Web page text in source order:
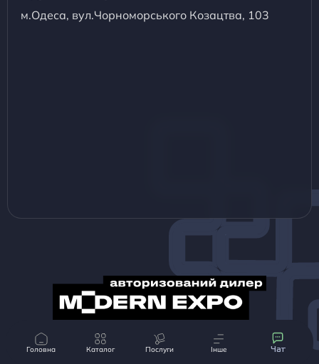
Головна Каталог Послуги Інше Чат
м.Одеса, вул.Чорноморського Козацтва, 103
© Magrest 2013-2024 Всі матеріали, представлені на даному сайті, належать компанії
«MAGREST»